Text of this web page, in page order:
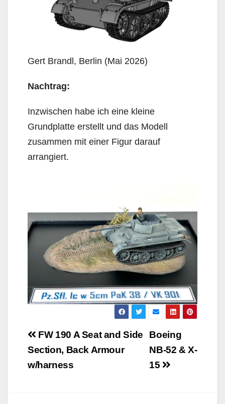
Gert Brandl, Berlin (Mai 2026)
Nachtrag:
Inzwischen habe ich eine kleine
Grundplatte erstellt und das Modell
zusammen mit einer Figur darauf
arrangiert.
BeitragsnavigationBoeing
NB-52 & X-
15
FW 190 A Seat and Side
Section, Back Armour
w/harness